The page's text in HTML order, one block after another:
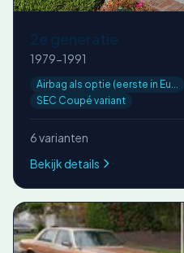
1979-1991
Airbag als optie (eerste in Eu...
SEC Coupé variant
6 varianten
Bekijk details